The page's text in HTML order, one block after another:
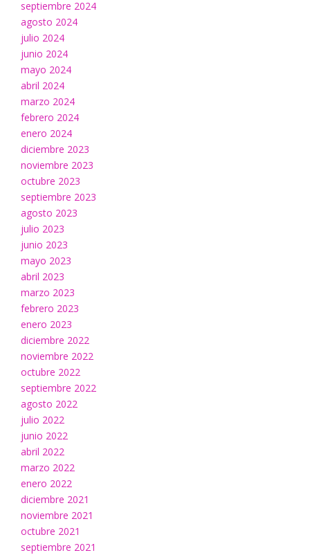
septiembre 2024
agosto 2024
julio 2024
junio 2024
mayo 2024
abril 2024
marzo 2024
febrero 2024
enero 2024
diciembre 2023
noviembre 2023
octubre 2023
septiembre 2023
agosto 2023
julio 2023
junio 2023
mayo 2023
abril 2023
marzo 2023
febrero 2023
enero 2023
diciembre 2022
noviembre 2022
octubre 2022
septiembre 2022
agosto 2022
julio 2022
junio 2022
abril 2022
marzo 2022
enero 2022
diciembre 2021
noviembre 2021
octubre 2021
septiembre 2021